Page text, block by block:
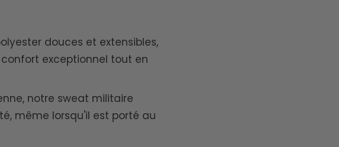
douces et extensibles,
exceptionnel tout en
notre sweat militaire
même lorsqu'il est porté au